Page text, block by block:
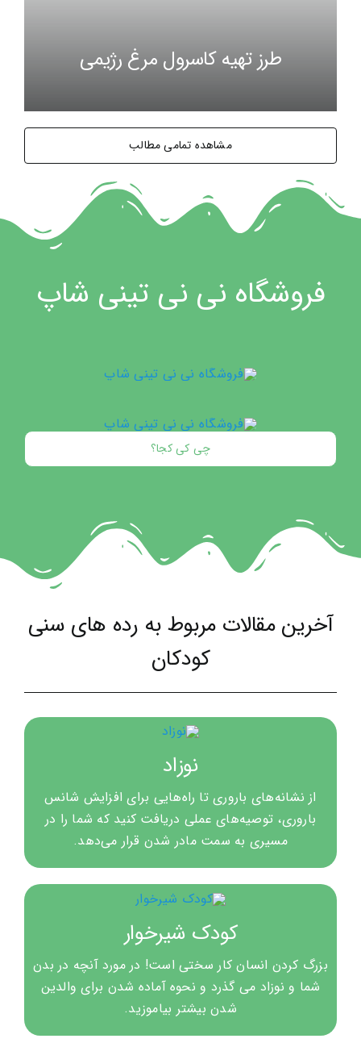
طرز تهیه کاسرول مرغ رژیمی
مشاهده تمامی مطالب
فروشگاه نی نی تینی شاپ
چی کی کجا؟
آخرین مقالات مربوط به رده های سنی
کودکان
نوزاد
از نشانه‌های باروری تا راه‌هایی برای افزایش شانس
باروری، توصیه‌های عملی دریافت کنید که شما را در
مسیری به سمت مادر شدن قرار می‌دهد.
کودک شیرخوار
بزرگ کردن انسان کار سختی است! در مورد آنچه در بدن
شما و نوزاد می گذرد و نحوه آماده شدن برای والدین
شدن بیشتر بیاموزید.